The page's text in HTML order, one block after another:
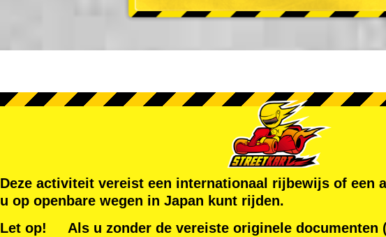
Deze activiteit vereist een internationaal rijbewijs of een
u op openbare wegen in Japan kunt rijden.
Let op! Als u zonder de vereiste originele documenten